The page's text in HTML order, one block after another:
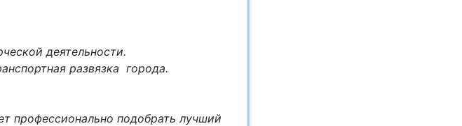
деятельности.
развязка города.
профессионально подобрать лучший